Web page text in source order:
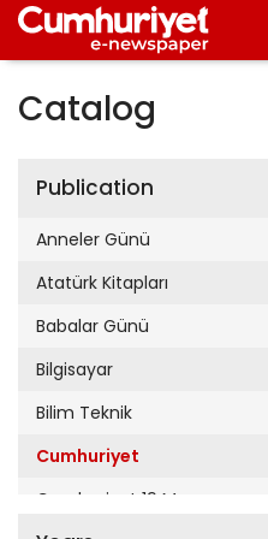
Catalog
Publication
Anneler Günü
Atatürk Kitapları
Babalar Günü
Bilgisayar
Bilim Teknik
Cumhuriyet
Cumhuriyet 19 Mayıs